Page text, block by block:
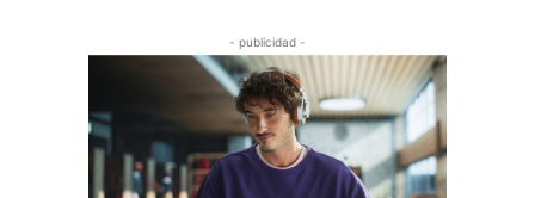
- publicidad -